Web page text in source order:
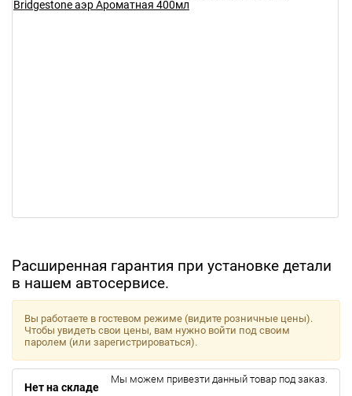
Расширенная гарантия при установке детали
в нашем автосервисе.
Вы работаете в гостевом режиме (видите розничные цены).
Чтобы увидеть свои цены, вам нужно войти под своим
паролем (или зарегистрироваться).
Нет на складе
Мы можем привезти данный товар под заказ.